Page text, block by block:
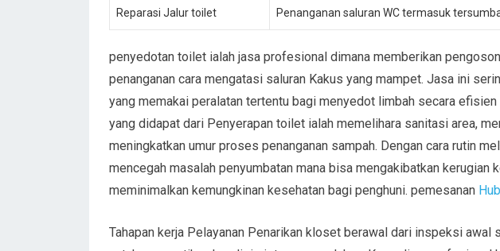
Reparasi Jalur toilet Penanganan saluran WC termasuk
penyedotan toilet ialah jasa profesional dimana memberikan
penanganan cara mengatasi saluran Kakus yang mampet. Jasa ini
yang memakai peralatan tertentu bagi menyedot limbah secara
yang didapat dari Penyerapan toilet ialah memelihara sanitasi area,
meningkatkan umur proses penanganan sampah. Dengan cara rutin
mencegah masalah penyumbatan mana bisa mengakibatkan kerugian
meminimalkan kemungkinan kesehatan bagi penghuni. pemesanan
Tahapan kerja Pelayanan Penarikan kloset berawal dari inspeksi awal